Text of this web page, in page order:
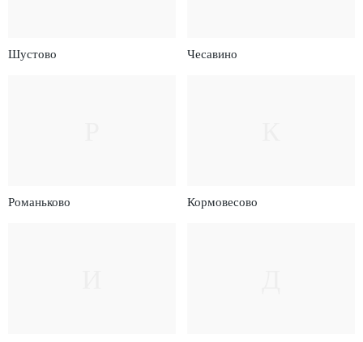
Шустово Чесавино
Романьково Кормовесово